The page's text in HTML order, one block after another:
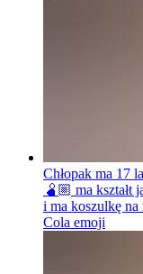
Chłopak ma 17
🫄🏼 ma kształt
i ma koszulkę na
Cola emoji